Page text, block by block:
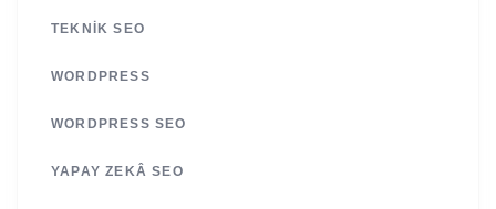
TEKNIK SEO
WORDPRESS
WORDPRESS SEO
YAPAY ZEKÂ SEO